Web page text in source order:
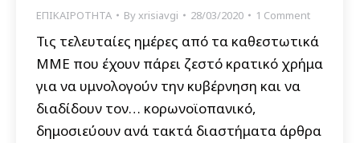
ΕΠΙΚΑΙΡΟΤΗΤΑ Byxrisiavgi 28/03/2020 1 Comment
Τις τελευταίες ημέρες από τα καθεστωτικά
ΜΜΕ που έχουν πάρει ζεστό κρατικό χρήμα
για να υμνολογούν την κυβέρνηση και να
διαδίδουν τον… κορωνοϊοπανικό,
δημοσιεύουν ανά τακτά διαστήματα άρθρα